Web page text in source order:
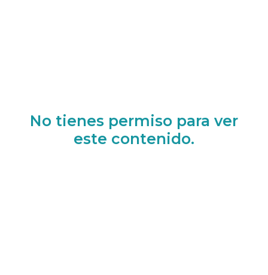
No tienes permiso para ver
este contenido.